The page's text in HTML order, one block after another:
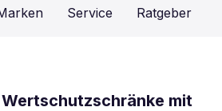
Service Ratgeber
mit